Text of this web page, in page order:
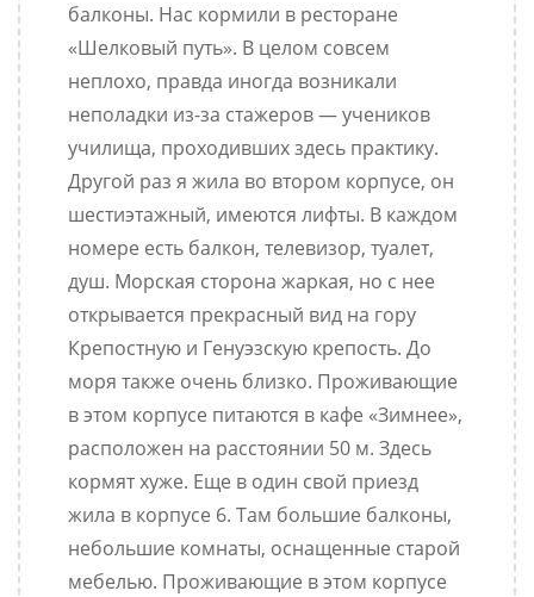
балконы. Нас кормили в ресторане
«Шелковый путь». В целом совсем
неплохо, правда иногда возникали
неполадки из-за стажеров — учеников
училища, проходивших здесь практику.
Другой раз я жила во втором корпусе, он
шестиэтажный, имеются лифты. В каждом
номере есть балкон, телевизор, туалет,
душ. Морская сторона жаркая, но с нее
открывается прекрасный вид на гору
Крепостную и Генуэзскую крепость. До
моря также очень близко. Проживающие
в этом корпусе питаются в кафе «Зимнее»,
расположен на расстоянии 50 м. Здесь
кормят хуже. Еще в один свой приезд
жила в корпусе 6. Там большие балконы,
небольшие комнаты, оснащенные старой
мебелью. Проживающие в этом корпусе